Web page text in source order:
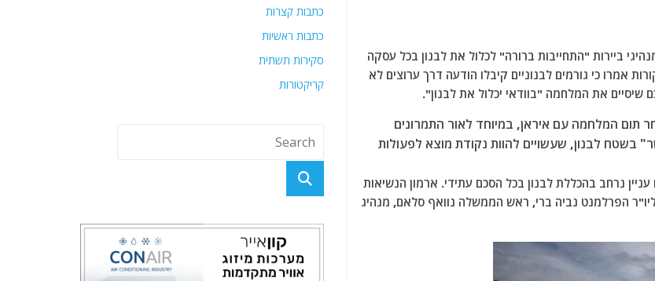
ביירות "התחייבות ברורה" לכלול את לבנון בכל עסקה
כי גורמים לבנוניים קיבלו הודעה דרך ערוצים לא
שיסיים את המלחמה "בוודאי יכלול את לבנון".
תום המלחמה עם איראן, במיוחד לאור התמרונים
לבנון, שעשויים להוות נקודת מוצא לפעולות
נרחב בהכללת לבנון בכל הסכם עתידי. ארמון הנשיאות
ליו"ר הפרלמנט נביה ברי, ראש הממשלה נוואף סלאם, מנהיג
כתבות קצרות
כתבות ראשיות
סקירות תשתית
קריקטורות